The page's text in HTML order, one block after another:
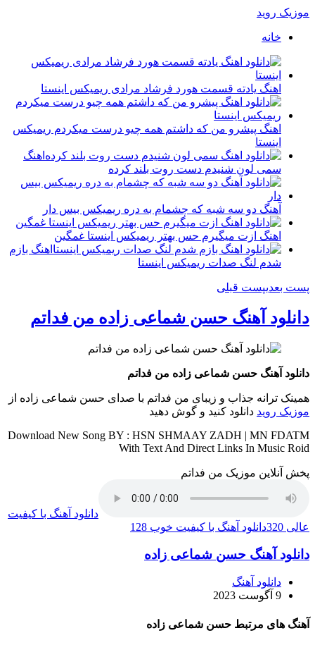
موزیک روید
خانه
اهنگ یادته قسمت هورد فرشاد مرادی ریمیکس اینستا
اهنگ پیشرو من که داشتم همه چیو درست میکردم ریمیکس
اینستا
اهنگ
سمی لون شنیدم دست روت بلند کرده
آهنگ دو سه شبه که چشمام به دره ریمیکس بیس دار
اهنگ ازت میگیرم حس بهتر ریمیکس اینستا غمگین
اهنگ بازم
شدم لنگ صدات ریمیکس اینستا
پست بعدیپست قبلی
دانلود آهنگ حسن شماعی زاده من فداتم
دانلود آهنگ حسن شماعی زاده من فداتم
همینک ترانه جذاب و زیبای من فداتم با صدای حسن شماعی زاده از
موزیک روید دانلود کنید و گوش دهید
Download New Song BY : HSN SHMAAY ZADH | MN FDATM
With Text And Direct Links In Music Roid
پخش آنلاین موزیک من فداتم
دانلود آهنگ با کیفیت
عالی 320
دانلود آهنگ با کیفیت خوب 128
دانلود آهنگ حسن شماعی زاده
دانلود آهنگ
9 آگوست 2023
آهنگ های مرتبط حسن شماعی زاده